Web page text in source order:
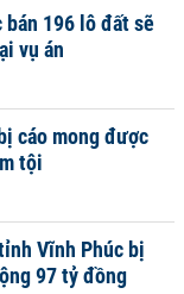
bán 196 lô đất sẽ
vụ án
cáo mong được
tội
Vĩnh Phúc bị
97 tỷ đồng